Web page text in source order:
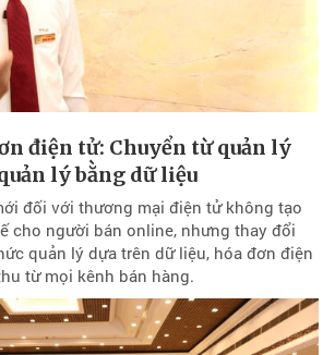
điện tử: Chuyển từ quản lý
lý bằng dữ liệu
đối với thương mại điện tử không tạo
cho người bán online, nhưng thay đổi
quản lý dựa trên dữ liệu, hóa đơn điện
từ mọi kênh bán hàng.